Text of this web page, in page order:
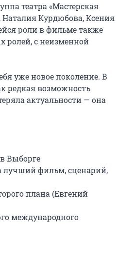
театра «Мастерская
Курдюбова, Ксения
роли в фильме также
ролей, с неизменной
уже новое поколение. В
редкая возможность
актуальности — она
Выборге
лучший фильм, сценарий,
плана (Евгений
международного